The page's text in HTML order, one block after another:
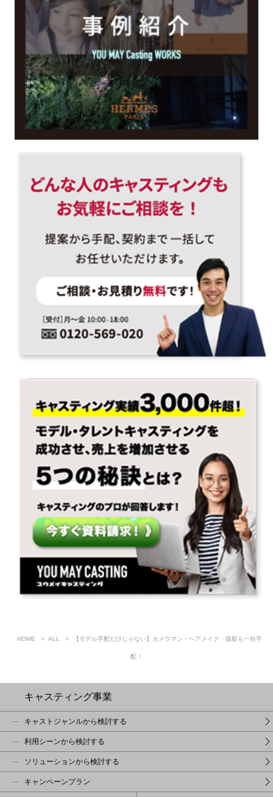
HOME ALL 【モデル手配だけじゃない】カメラマン・ヘアメイク・撮影も一括手
配！
キャスティング事業
キャストジャンルから検討する
利用シーンから検討する
ソリューションから検討する
キャンペーンプラン